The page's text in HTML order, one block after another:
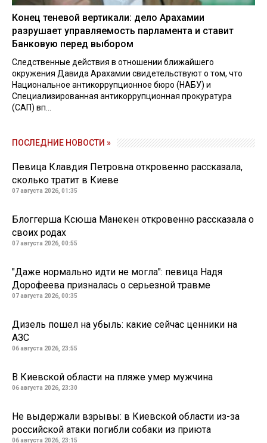
Конец теневой вертикали: дело Арахамии
разрушает управляемость парламента и ставит
Банковую перед выбором
Следственные действия в отношении ближайшего
окружения Давида Арахамии свидетельствуют о том, что
Национальное антикоррупционное бюро (НАБУ) и
Специализированная антикоррупционная прокуратура
(САП) вп...
ПОСЛЕДНИЕ НОВОСТИ »
Певица Клавдия Петровна откровенно рассказала,
сколько тратит в Киеве
07 августа 2026, 01:35
Блоггерша Ксюша Манекен откровенно рассказала о
своих родах
07 августа 2026, 00:55
"Даже нормально идти не могла": певица Надя
Дорофеева призналась о серьезной травме
07 августа 2026, 00:35
Дизель пошел на убыль: какие сейчас ценники на
АЗС
06 августа 2026, 23:55
В Киевской области на пляже умер мужчина
06 августа 2026, 23:30
Не выдержали взрывы: в Киевской области из-за
российской атаки погибли собаки из приюта
06 августа 2026, 23:15